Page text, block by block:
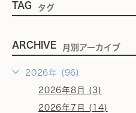
TAG タグ
ARCHIVE 月別アーカイブ
2026年 (96)
2026年8月 (3)
2026年7月 (14)